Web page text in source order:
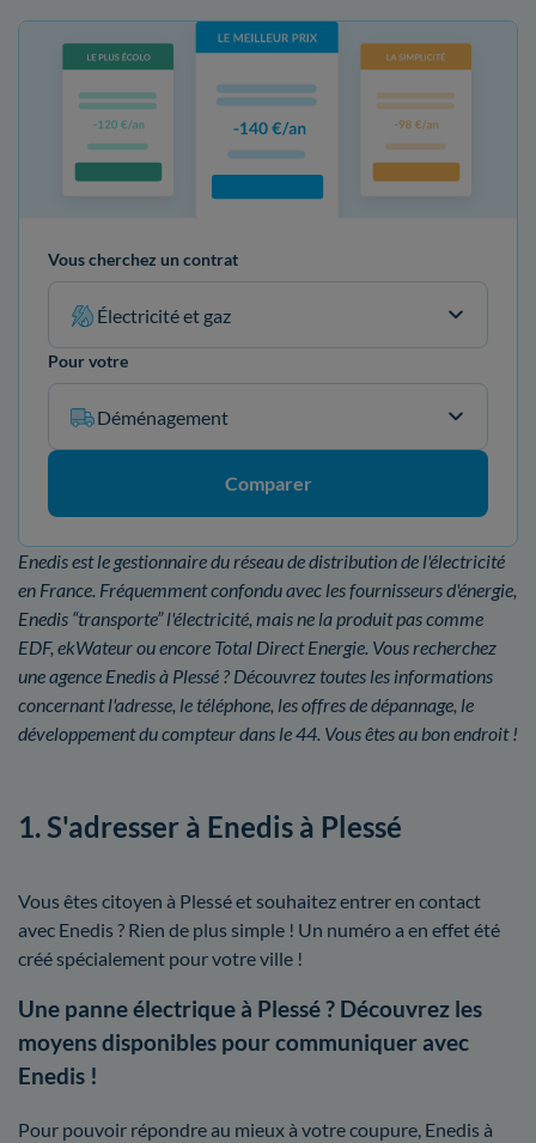
Vous cherchez un contrat
Électricité et gaz
Pour votre
Déménagement
Comparer
Enedis est le gestionnaire du réseau de distribution de l'électricité
en France. Fréquemment confondu avec les fournisseurs d'énergie,
Enedis “transporte” l'électricité, mais ne la produit pas comme
EDF, ekWateur ou encore Total Direct Energie. Vous recherchez
une agence Enedis à Plessé ? Découvrez toutes les informations
concernant l'adresse, le téléphone, les offres de dépannage, le
développement du compteur dans le 44. Vous êtes au bon endroit !
1. S'adresser à Enedis à Plessé
Vous êtes citoyen à Plessé et souhaitez entrer en contact
avec Enedis ? Rien de plus simple ! Un numéro a en effet été
créé spécialement pour votre ville !
Une panne électrique à Plessé ? Découvrez les
moyens disponibles pour communiquer avec
Enedis !
Pour pouvoir répondre au mieux à votre coupure, Enedis à